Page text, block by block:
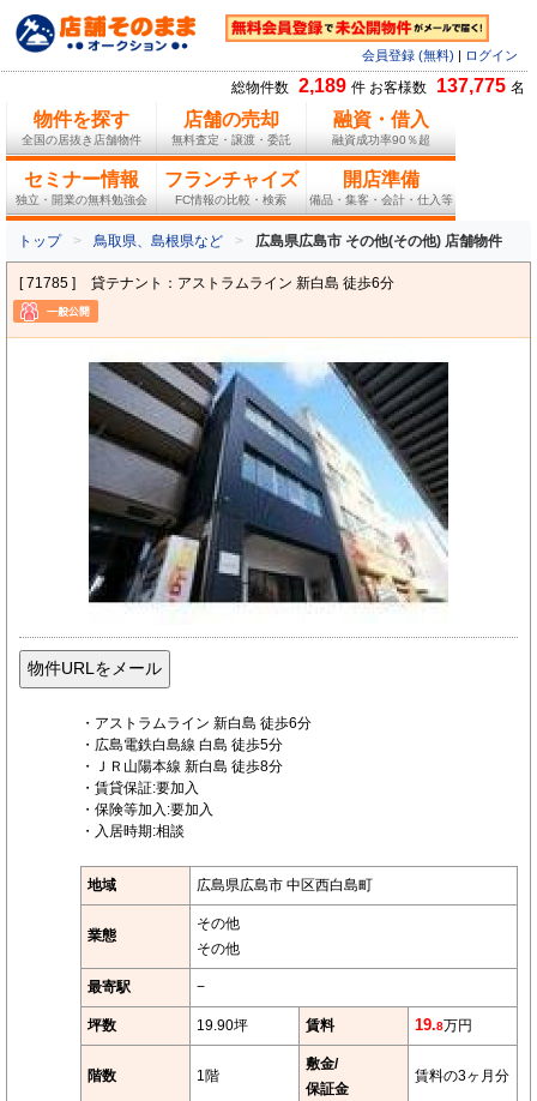
会員登録 (無料) ログイン
総物件数 2,189 件 お客様数 137,775 名
物件を探す
全国の居抜き店舗物件
店舗の売却
無料査定・譲渡・委託
融資・借入
融資成功率90％超
セミナー情報
独立・開業の無料勉強会
フランチャイズ
FC情報の比較・検索
開店準備
備品・集客・会計・仕入等
トップ 鳥取県、島根県など 広島県広島市 その他(その他) 店舗物件
[ 71785 ] 貸テナント：アストラムライン 新白島 徒歩6分
・アストラムライン 新白島 徒歩6分
・広島電鉄白島線 白島 徒歩5分
・ＪＲ山陽本線 新白島 徒歩8分
・賃貸保証:要加入
・保険等加入:要加入
・入居時期:相談
地域 広島県広島市 中区西白島町
業態
その他
その他
最寄駅 −
坪数 19.90坪 賃料 19.8万円
階数 1階
敷金/
保証金
賃料の3ヶ月分